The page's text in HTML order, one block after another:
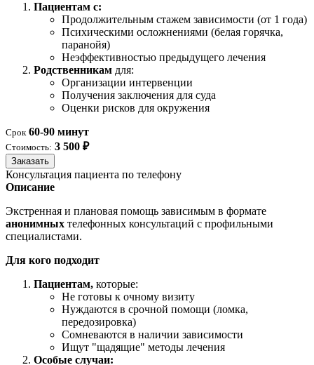
Пациентам с:
Продолжительным стажем зависимости (от 1 года)
Психическими осложнениями (белая горячка,
паранойя)
Неэффективностью предыдущего лечения
Родственникам для:
Организации интервенции
Получения заключения для суда
Оценки рисков для окружения
Срок 60-90 минут
Стоимость: 3 500 ₽
Заказать
Консультация пациента по телефону
Описание
Экстренная и плановая помощь зависимым в формате
анонимных телефонных консультаций с профильными
специалистами.
Для кого подходит
Пациентам, которые:
Не готовы к очному визиту
Нуждаются в срочной помощи (ломка,
передозировка)
Сомневаются в наличии зависимости
Ищут "щадящие" методы лечения
Особые случаи: